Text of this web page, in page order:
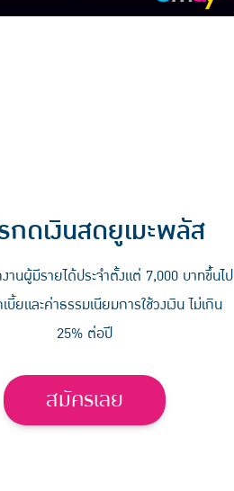
ดเงินสดยูเมะพลัส
นผู้มีรายได้ประจำตั้งแต่ 7,000 บาทขึ้นไป
ยและค่าธรรมเนียมการใช้วงเงิน ไม่เกิน
25% ต่อปี
สมัครเลย